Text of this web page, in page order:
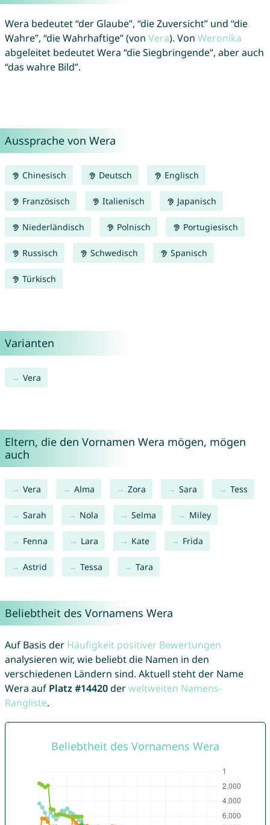
Wera bedeutet “der Glaube”, “die Zuversicht” und “die
Wahre”, “die Wahrhaftige” (von Vera). Von Weronika
abgeleitet bedeutet Wera “die Siegbringende”, aber auch
“das wahre Bild”.
Aussprache von Wera
Chinesisch Deutsch Englisch
Französisch Italienisch Japanisch
Niederländisch Polnisch Portugiesisch
Russisch Schwedisch Spanisch
Türkisch
Varianten
Vera
Eltern, die den Vornamen Wera mögen, mögen
auch
Vera Alma Zora Sara Tess
Sarah Nola Selma Miley
Fenna Lara Kate Frida
Astrid Tessa Tara
Beliebtheit des Vornamens Wera
Auf Basis der Häufigkeit positiver Bewertungen
analysieren wir, wie beliebt die Namen in den
verschiedenen Ländern sind. Aktuell steht der Name
Wera auf Platz #14420derweltweiten Namens-
Rangliste.